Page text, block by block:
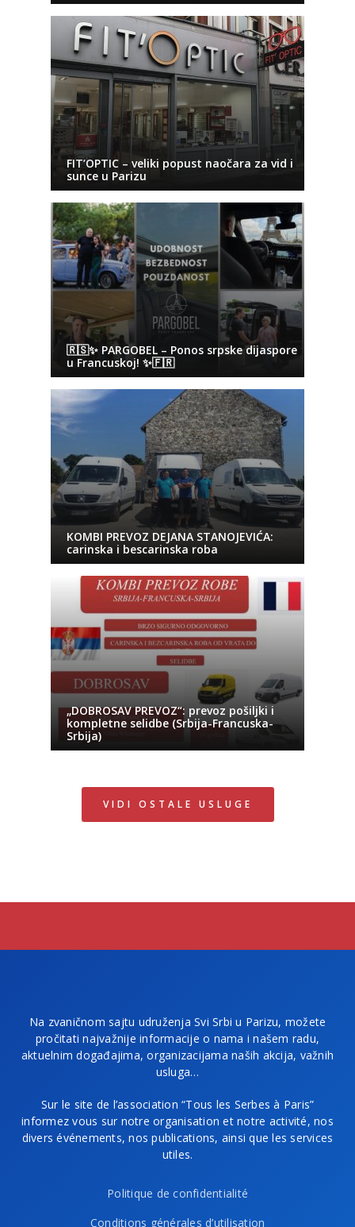
FIT’OPTIC – veliki popust naočara za vid i
sunce u Parizu
🇷🇸✨ PARGOBEL – Ponos srpske dijaspore
u Francuskoj! ✨🇫🇷
KOMBI PREVOZ DEJANA STANOJEVIĆA:
carinska i bescarinska roba
„DOBROSAV PREVOZ“: prevoz pošiljki i
kompletne selidbe (Srbija-Francuska-
Srbija)
VIDI OSTALE USLUGE
Na zvaničnom sajtu udruženja Svi Srbi u Parizu, možete
pročitati najvažnije informacije o nama i našem radu,
aktuelnim događajima, organizacijama naših akcija, važnih
usluga…
Sur le site de l’association “Tous les Serbes à Paris”
informez vous sur notre organisation et notre activité, nos
divers événements, nos publications, ainsi que les services
utiles.
Politique de confidentialité
Conditions générales d’utilisation